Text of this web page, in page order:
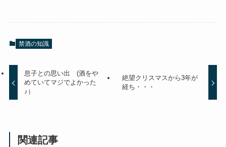
禁酒の知識
息子との思い出 (酒をや
めていてマジでよかった
♪）
絶望クリスマスから3年が
経ち・・・
関連記事